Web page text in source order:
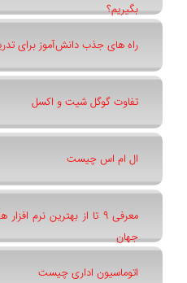
بگیریم؟
راه های جذب دانش‌آموز برای
تفاوت گوگل شیت و اکسل
ال ام اس چیست
معرفی 9 تا از بهترین نرم
جهان
اتوماسیون اداری چیست